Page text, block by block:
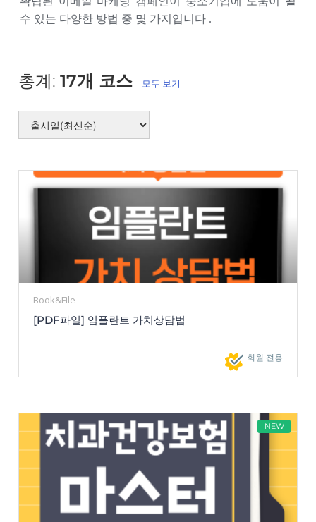
수 있는 다양한 방법 중 몇 가지입니다 .
총계: 17개 코스 모두 보기
Book&File
[PDF파일] 임플란트 가치상담법
회원 전용
NEW